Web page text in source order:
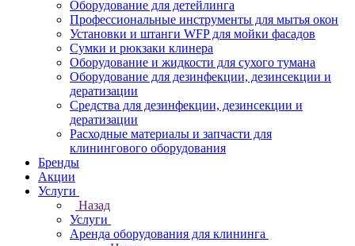
Оборудование для детейлинга
Профессиональные инструменты для мытья окон
Установки и штанги WFP для мойки фасадов
Сумки и рюкзаки клинера
Оборудование и жидкости для сухого тумана
Оборудование для дезинфекции, дезинсекции и
дератизации
Средства для дезинфекции, дезинсекции и
дератизации
Расходные материалы и запчасти для
клинингового оборудования
Бренды
Акции
Услуги
Назад
Услуги
Аренда оборудования для клининга